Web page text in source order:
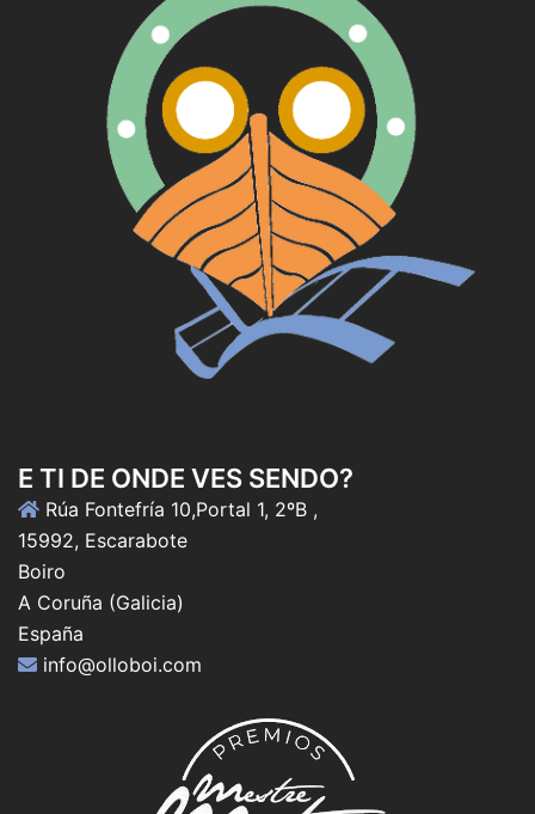
E TI DE ONDE VES SENDO?
Rúa Fontefría 10,Portal 1, 2ºB ,
15992, Escarabote
Boiro
A Coruña (Galicia)
España
info@olloboi.com